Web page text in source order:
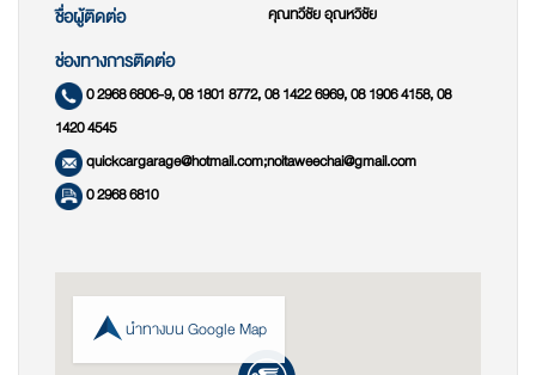
ชื่อผู้ติดต่อ คุณทวีชัย อุณหวิชัย
ช่องทางการติดต่อ
0 2968 6806-9, 08 1801 8772, 08 1422 6969, 08 1906 4158, 08
1420 4545
quickcargarage@hotmail.com;noitaweechai@gmail.com
0 2968 6810
นำทางบน Google Map